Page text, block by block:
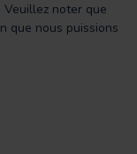
noter que
que nous puissions